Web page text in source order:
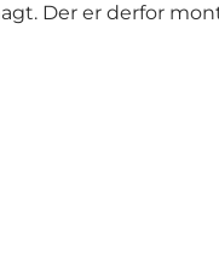
Der er derfor